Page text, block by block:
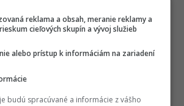
reklama a obsah, meranie reklamy a
cieľových skupín a vývoj služieb
alebo prístup k informáciám na zariadení
budú spracúvané a informácie z vášho